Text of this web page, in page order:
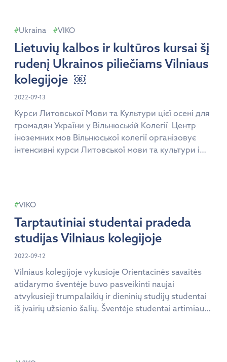
profesionalų forume nuo VK SPF dalyvavo Gabrielė
Turlinskienė, […]
Ukraina VIKO
Lietuvių kalbos ir kultūros kursai šį
rudenį Ukrainos piliečiams Vilniaus
kolegijoje ￼
2022-09-13
Курси Литовської Мови та Культури цієї осені для
громадян України у Вільнюській Колегії Центр
іноземних мов Вільнюської колегії організовує
інтенсивні курси Литовської мови та культури i
Російської Федерації в Україні, вивчати литовську
мову та знайомитися з культура країни […]
VIKO
Tarptautiniai studentai pradeda
studijas Vilniaus kolegijoje
2022-09-12
Vilniaus kolegijoje vykusioje Orientacinės savaitės
atidarymo šventėje buvo pasveikinti naujai
atvykusieji trumpalaikių ir dieninių studijų studentai
iš įvairių užsienio šalių. Šventėje studentai artimiau